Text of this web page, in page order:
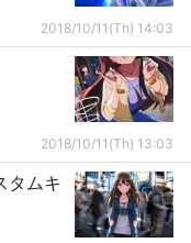
2018/10/11(Th) 14:03
2018/10/11(Th) 13:03
タムキ